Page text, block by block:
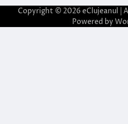
Copyright © 2026 eClujeanul |
Powered by